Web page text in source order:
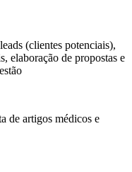
(clientes potenciais),
elaboração de propostas e
de artigos médicos e